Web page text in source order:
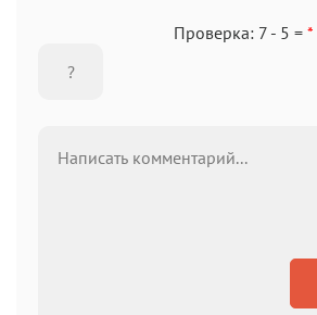
Проверка: 7 - 5 = *